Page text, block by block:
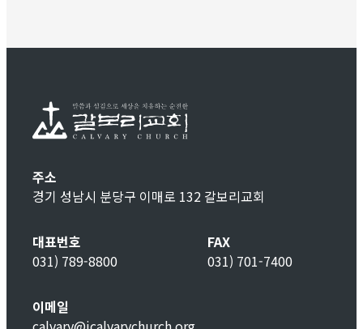
주소
경기 성남시 분당구 이매로 132 갈보리교회
대표번호
031) 789-8800
FAX
031) 701-7400
이메일